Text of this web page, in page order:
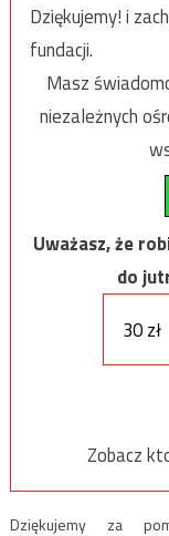
Dziękujemy! i
fundacji.
Masz
niezależnych
Uważasz, że
do
30 zł
Zobacz
Dziękujemy za